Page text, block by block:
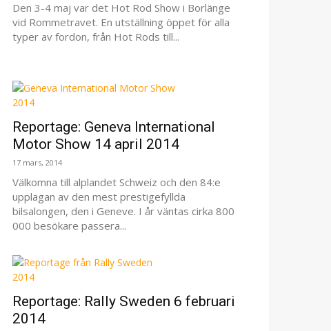
Den 3-4 maj var det Hot Rod Show i Borlänge
vid Rommetravet. En utställning öppet för alla
typer av fordon, från Hot Rods till...
Reportage: Geneva International
Motor Show 14 april 2014
17 mars, 2014
Välkomna till alplandet Schweiz och den 84:e
upplagan av den mest prestigefyllda
bilsalongen, den i Geneve. I år väntas cirka 800
000 besökare passera...
Reportage: Rally Sweden 6 februari
2014